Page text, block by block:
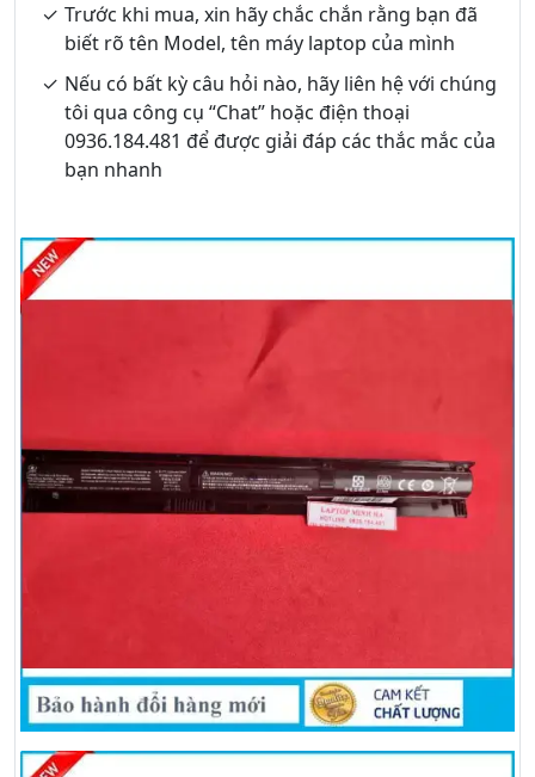
Trước khi mua, xin hãy chắc chắn rằng bạn đã
biết rõ tên Model, tên máy laptop của mình
Nếu có bất kỳ câu hỏi nào, hãy liên hệ với chúng
tôi qua công cụ “Chat” hoặc điện thoại
0936.184.481 để được giải đáp các thắc mắc của
bạn nhanh